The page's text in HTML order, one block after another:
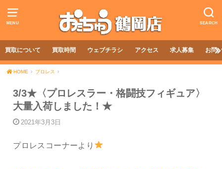
MENU SEARCH
買取について 買取時間 ウェブチラシ アクセス 求人募集 お問
HOME プロレス
3/3★〈プロレスラー・格闘技フィギュア〉
大量入荷しました！★
2021年3月3日
プロレスコーナーより